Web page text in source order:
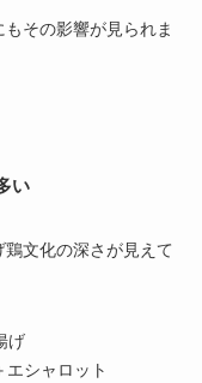
その影響が見られま
い
文化の深さが見えて
げ
シャロット